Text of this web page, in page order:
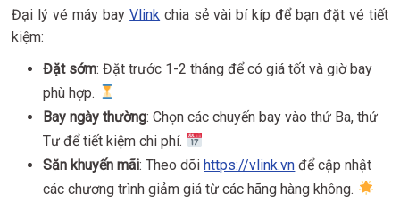
Đại lý vé máy bayVlink chia sẻ vài bí kíp để bạn đặt vé tiết
kiệm:
Đặt sớm: Đặt trước 1-2 tháng để có giá tốt và giờ bay
phù hợp.
Bay ngày thường: Chọn các chuyến bay vào thứ Ba, thứ
Tư để tiết kiệm chi phí.
Săn khuyến mãi: Theo dõihttps://vlink.vn để cập nhật
các chương trình giảm giá từ các hãng hàng không.